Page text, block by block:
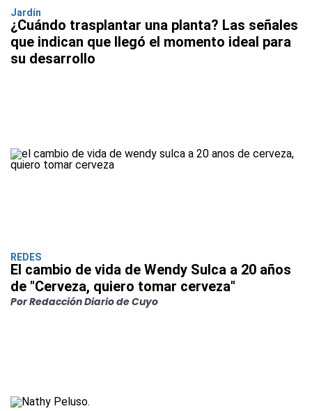
Jardín
¿Cuándo trasplantar una planta? Las señales
que indican que llegó el momento ideal para
su desarrollo
REDES
El cambio de vida de Wendy Sulca a 20 años
de "Cerveza, quiero tomar cerveza"
Por Redacción Diario de Cuyo